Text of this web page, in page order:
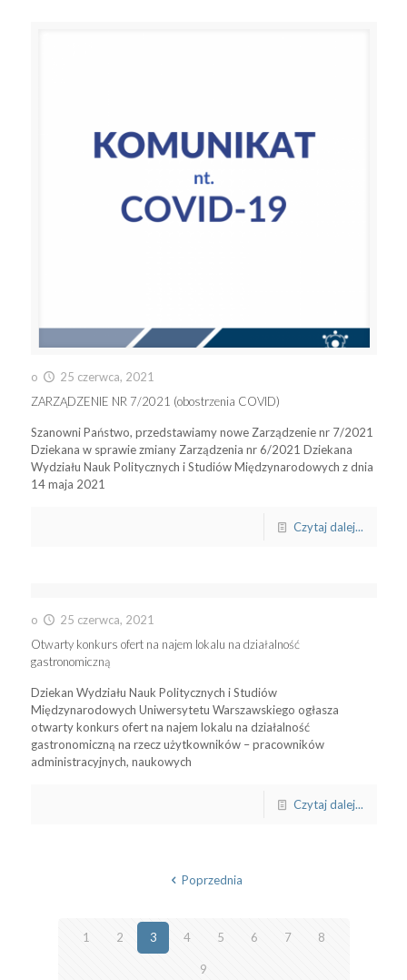
o
25 czerwca, 2021
ZARZĄDZENIE NR 7/2021 (obostrzenia COVID)
Szanowni Państwo, przedstawiamy nowe Zarządzenie nr 7/2021
Dziekana w sprawie zmiany Zarządzenia nr 6/2021 Dziekana
Wydziału Nauk Politycznych i Studiów Międzynarodowych z dnia
14 maja 2021
Czytaj dalej...
o
25 czerwca, 2021
Otwarty konkurs ofert na najem lokalu na działalność
gastronomiczną
Dziekan Wydziału Nauk Politycznych i Studiów
Międzynarodowych Uniwersytetu Warszawskiego ogłasza
otwarty konkurs ofert na najem lokalu na działalność
gastronomiczną na rzecz użytkowników – pracowników
administracyjnych, naukowych
Czytaj dalej...
Poprzednia
1 2 3 4 5 6 7 8
9